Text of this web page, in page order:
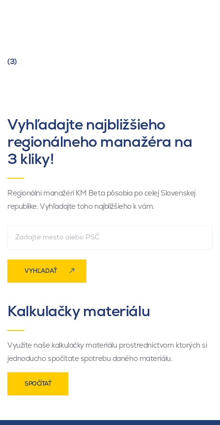
(3)
Vyhľadajte najbližšieho
regionálneho manažéra na
3 kliky!
Regionálni manažéri KM Beta pôsobia po celej Slovenskej
republike. Vyhľadajte toho najbližšieho k vám.
VYHĽADAŤ
Kalkulačky materiálu
Využite naše kalkulačky materiálu prostredníctvom ktorých si
jednoducho spočítate spotrebu daného materiálu.
SPOČÍTAŤ